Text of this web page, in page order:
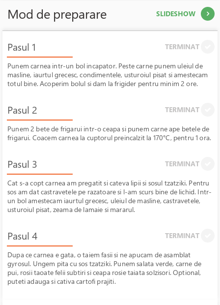
Mod de preparare SLIDESHOW
Pasul 1 TERMINAT
Punem carnea intr-un bol incapator. Peste carne punem uleiul de
masline, iaurtul grecesc, condimentele, usturoiul pisat si amestecam
totul bine. Acoperim bolul si dam la frigider pentru minim 2 ore.
Pasul 2 TERMINAT
Punem 2 bete de frigarui intr-o ceapa si punem carne ape betele de
frigarui. Coacem carnea la cuptorul preincalzit la 170°C, pentru 1 ora.
Pasul 3 TERMINAT
Cat s-a copt carnea am pregatit si cateva lipii si sosul tzatziki. Pentru
sos am dat castravetele pe razatoare si l-am scurs bine de lichid. Intr-
un bol amestecam iaurtul grecesc, uleiul de masline, castravetele,
usturoiul pisat, zeama de lamaie si mararul.
Pasul 4 TERMINAT
Dupa ce carnea e gata, o taiem fasii si ne apucam de asamblat
gyrosul. Ungem pita cu sos tzatziki. Punem salata verde, carne de
pui, rosii taoate felii subtiri si ceapa rosie taiata solzisori. Optional,
puteti adauga si cativa cartofi prajiti.